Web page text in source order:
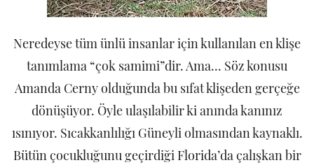
Neredeyse tüm ünlü insanlar için kullanılan en klişe
tanımlama “çok samimi”dir. Ama... Söz konusu
Amanda Cerny olduğunda bu sıfat klişeden gerçeğe
dönüşüyor. Öyle ulaşılabilir ki anında kanınız
ısınıyor. Sıcakkanlılığı Güneyli olmasından kaynaklı.
Bütün çocukluğunu geçirdiği Florida’da çalışkan bir